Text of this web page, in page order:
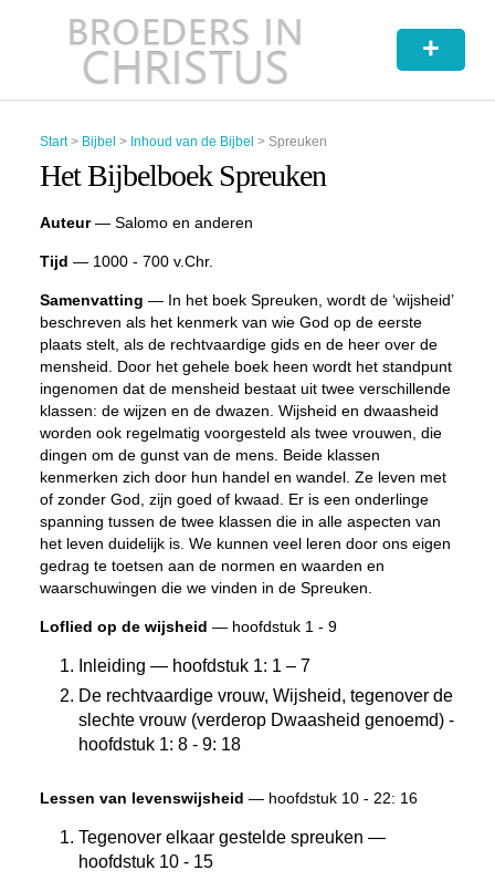
+
Start> Bijbel > Inhoud van de Bijbel > Spreuken
Het Bijbelboek Spreuken
Auteur— Salomo en anderen
Tijd — 1000 - 700 v.Chr.
Samenvatting — In het boek Spreuken, wordt de ‘wijsheid’
beschreven als het kenmerk van wie God op de eerste
plaats stelt, als de rechtvaardige gids en de heer over de
mensheid. Door het gehele boek heen wordt het standpunt
ingenomen dat de mensheid bestaat uit twee verschillende
klassen: de wijzen en de dwazen. Wijsheid en dwaasheid
worden ook regelmatig voorgesteld als twee vrouwen, die
dingen om de gunst van de mens. Beide klassen
kenmerken zich door hun handel en wandel. Ze leven met
of zonder God, zijn goed of kwaad. Er is een onderlinge
spanning tussen de twee klassen die in alle aspecten van
het leven duidelijk is. We kunnen veel leren door ons eigen
gedrag te toetsen aan de normen en waarden en
waarschuwingen die we vinden in de Spreuken.
Loflied op de wijsheid — hoofdstuk 1 - 9
Inleiding — hoofdstuk 1: 1 – 7
De rechtvaardige vrouw, Wijsheid, tegenover de
slechte vrouw (verderop Dwaasheid genoemd) -
hoofdstuk 1: 8 - 9: 18
Lessen van levenswijsheid — hoofdstuk 10 - 22: 16
Tegenover elkaar gestelde spreuken —
hoofdstuk 10 - 15